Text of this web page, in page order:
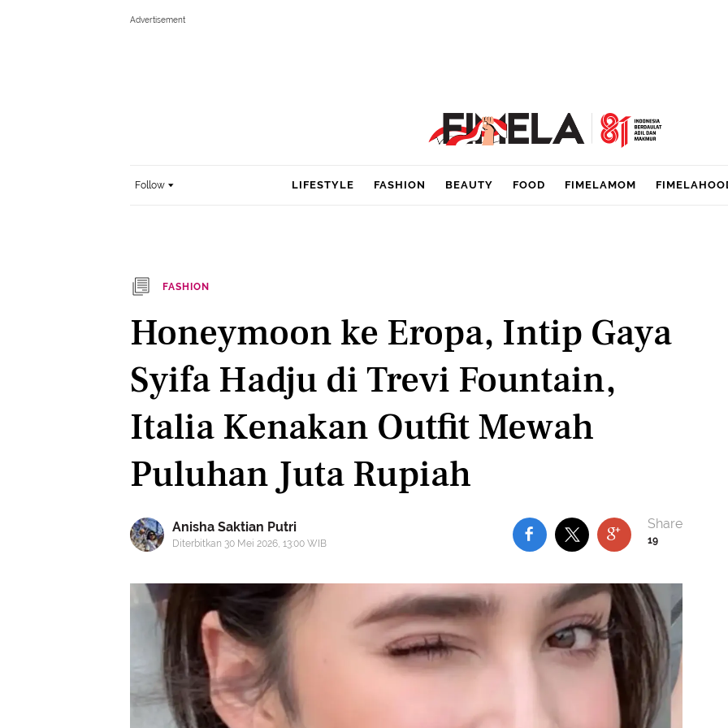
Follow LIFESTYLE FASHION BEAUTY FOOD FIMELAMOM
FASHION
Honeymoon ke Eropa, Intip Gaya
Syifa Hadju di Trevi Fountain,
Italia Kenakan Outfit Mewah
Puluhan Juta Rupiah
Anisha Saktian Putri
Diterbitkan 30 Mei 2026, 13:00 WIB 19